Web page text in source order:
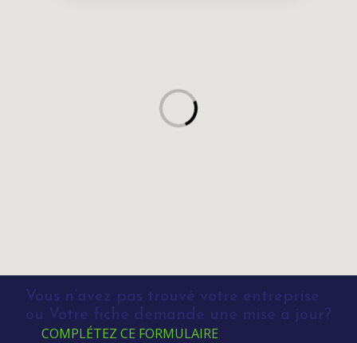
Vous n’avez pas trouvé votre entreprise
ou Votre fiche demande une mise à jour?
COMPLÉTEZ CE FORMULAIRE